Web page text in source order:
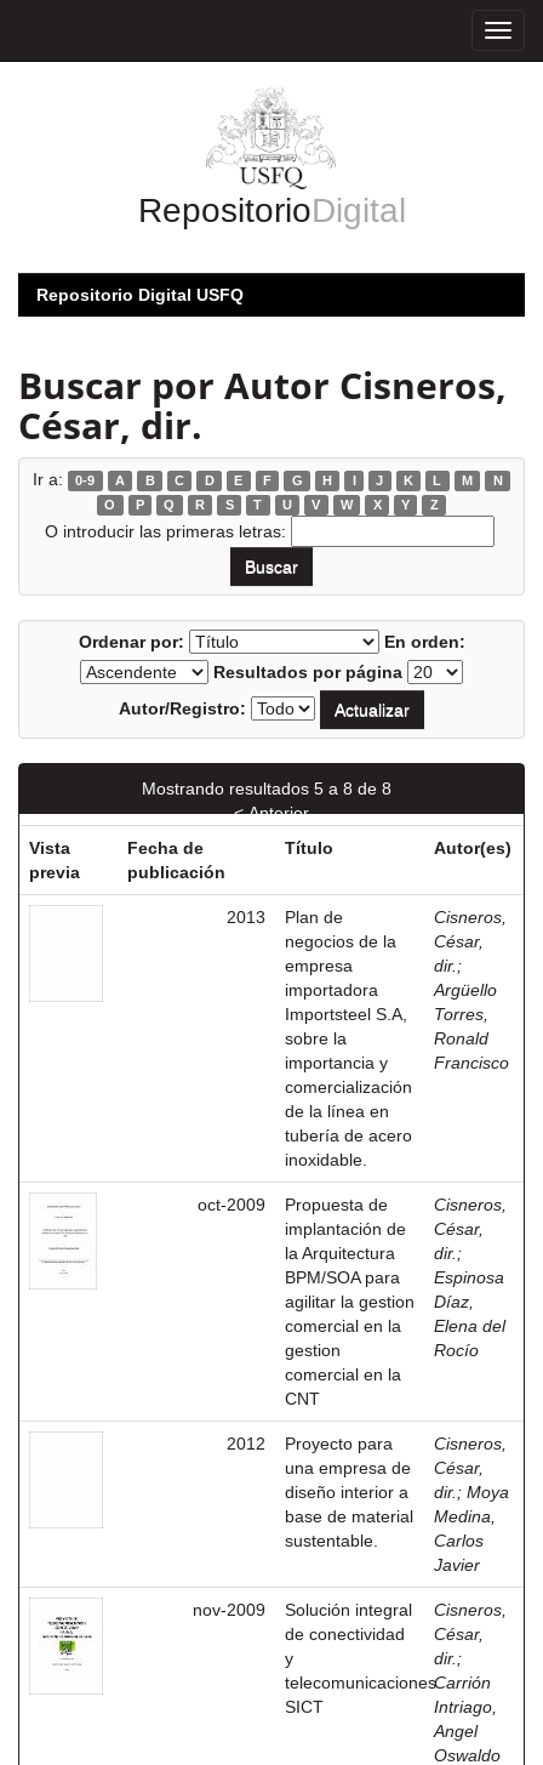
RepositorioDigital
Repositorio Digital USFQ
Buscar por Autor Cisneros,
César, dir.
Ir a: 0-9 A B C D E F G H I J K L M
N
O
P Q R S T U V W X Y Z
O introducir las primeras letras:
Ordenar por:
En orden:
Resultados por página
Autor/Registro:
Mostrando resultados 5 a 8 de 8
< Anterior
Vista
previa
Fecha de
publicación
Título Autor(es)
2013
Plan de
negocios de la
empresa
importadora
Importsteel S.A,
sobre la
importancia y
comercialización
de la línea en
tubería de acero
inoxidable.
Cisneros,
César,
dir. ;
Argüello
Torres,
Ronald
Francisco
oct-2009
Propuesta de
implantación de
la Arquitectura
BPM/SOA para
agilitar la gestion
comercial en la
gestion
comercial en la
CNT
Cisneros,
César,
dir. ;
Espinosa
Díaz,
Elena del
Rocío
2012
Proyecto para
una empresa de
diseño interior a
base de material
sustentable.
Cisneros,
César,
dir. ; Moya
Medina,
Carlos
Javier
nov-2009
Solución integral
de conectividad
y
telecomunicaciones
SICT
Cisneros,
César,
dir. ;
Carrión
Intriago,
Angel
Oswaldo